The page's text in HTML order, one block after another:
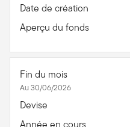
Date de création
Aperçu du fonds
Fin du mois
Au 30/06/2026
Devise
Année en cours